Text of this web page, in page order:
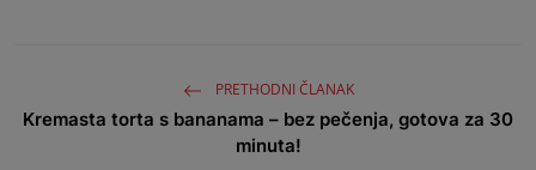
PRETHODNI ČLANAK
Kremasta torta s bananama – bez pečenja, gotova za 30
minuta!